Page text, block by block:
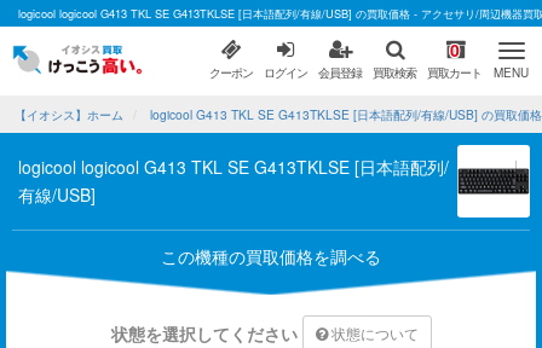
logicool logicool G413 TKL SE G413TKLSE [日本語配列/有線/USB] の買取価格 - アクセサリ/周辺機器買
クーポン ログイン 会員登録 買取検索
0
買取カート MENU
【イオシス】ホーム logicool G413 TKL SE G413TKLSE [日本語配列/有線/USB] の買取価格
logicool logicool G413 TKL SE G413TKLSE [日本語配列/
有線/USB]
この機種の買取価格を調べる
状態を選択してください 状態について